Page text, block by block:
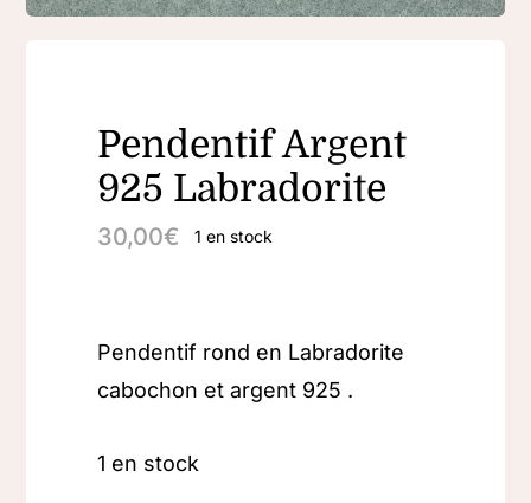
Pendentif Argent
925 Labradorite
30,00€ 1 en stock
Pendentif rond en Labradorite
cabochon et argent 925 .
1 en stock